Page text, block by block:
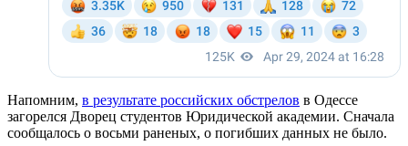
Напомним, в результате российских обстрелов в Одессе
загорелся Дворец студентов Юридической академии. Сначала
сообщалось о восьми раненых, о погибших данных не было.